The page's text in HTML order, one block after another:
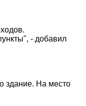
- добавил
здание. На место